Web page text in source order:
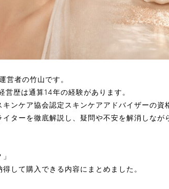
者の竹山です。
歴は通算14年の経験があります。
キンケア協会認定スキンケアアドバイザーの資
イターを徹底解説し、疑問や不安を解消しなが
して購入できる内容にまとめました。